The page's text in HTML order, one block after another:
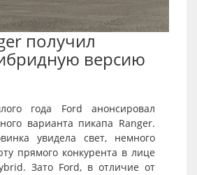
получил
версию
года Ford анонсировал
варианта пикапа Ranger.
увидела свет, немного
прямого конкурента в лице
Зато Ford, в отличие от